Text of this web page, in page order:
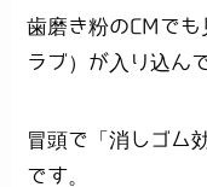
歯磨き粉のCMで
ラブ）が入り込ん
冒頭で「消しゴム
です。